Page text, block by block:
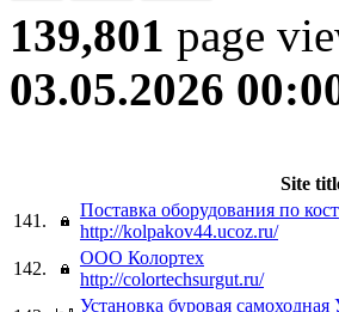
139,801 page
03.05.2026
Site
141.
Поставка оборудования по
http://kolpakov44.ucoz.ru/
142.
ООО Колортех
http://colortechsurgut.ru/
Установка буровая